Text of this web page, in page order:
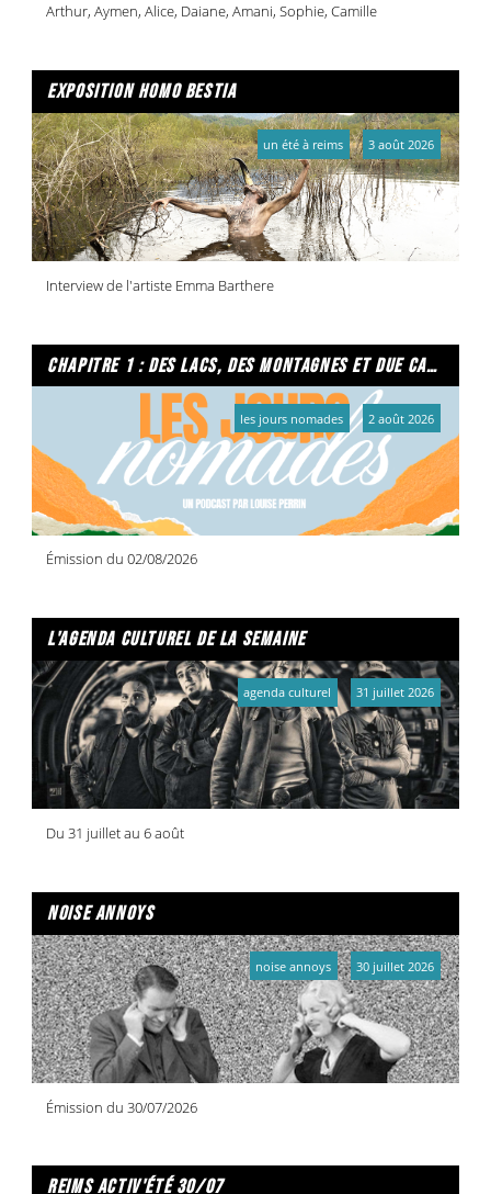
Arthur, Aymen, Alice, Daiane, Amani, Sophie, Camille
exposition homo bestia
Interview de l'artiste Emma Barthere
un été à reims 3 août 2026
chapitre 1 : des lacs, des montagnes et due caffe per favore
Émission du 02/08/2026
les jours nomades 2 août 2026
l'agenda culturel de la semaine
Du 31 juillet au 6 août
agenda culturel 31 juillet 2026
noise annoys
Émission du 30/07/2026
noise annoys 30 juillet 2026
reims activ'été 30/07